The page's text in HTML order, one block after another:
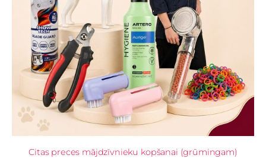
Citas preces mājdzīvnieku kopšanai (grūmingam)